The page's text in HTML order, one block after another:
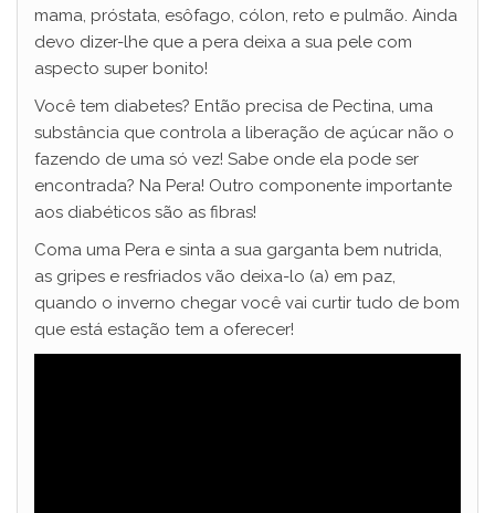
mama, próstata, esôfago, cólon, reto e pulmão. Ainda
devo dizer-lhe que a pera deixa a sua pele com
aspecto super bonito!
Você tem diabetes? Então precisa de Pectina, uma
substância que controla a liberação de açúcar não o
fazendo de uma só vez! Sabe onde ela pode ser
encontrada? Na Pera! Outro componente importante
aos diabéticos são as fibras!
Coma uma Pera e sinta a sua garganta bem nutrida,
as gripes e resfriados vão deixa-lo (a) em paz,
quando o inverno chegar você vai curtir tudo de bom
que está estação tem a oferecer!